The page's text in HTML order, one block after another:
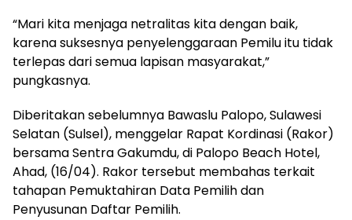
“Mari kita menjaga netralitas kita dengan baik,
karena suksesnya penyelenggaraan Pemilu itu tidak
terlepas dari semua lapisan masyarakat,”
pungkasnya.
Diberitakan sebelumnya Bawaslu Palopo, Sulawesi
Selatan (Sulsel), menggelar Rapat Kordinasi (Rakor)
bersama Sentra Gakumdu, di Palopo Beach Hotel,
Ahad, (16/04). Rakor tersebut membahas terkait
tahapan Pemuktahiran Data Pemilih dan
Penyusunan Daftar Pemilih.